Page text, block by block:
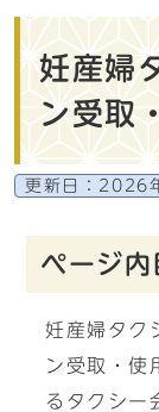
妊産婦
ン受取
更新日： 2026
ページ内
妊産婦タク
ン受取・使
るタクシー